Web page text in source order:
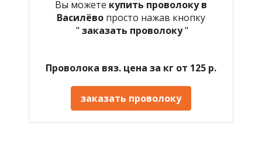
Вы можете купить проволоку в
Василёво просто нажав кнопку
" заказать проволоку"
Проволока вяз. цена за кг от 125 р.
заказать проволоку